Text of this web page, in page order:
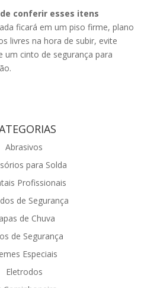
conferir esses itens
ficará em um piso firme, plano
livres na hora de subir, evite
um cinto de segurança para
Abrasivos
para Solda
Profissionais
de Segurança
de Chuva
de Segurança
Especiais
Eletrodos